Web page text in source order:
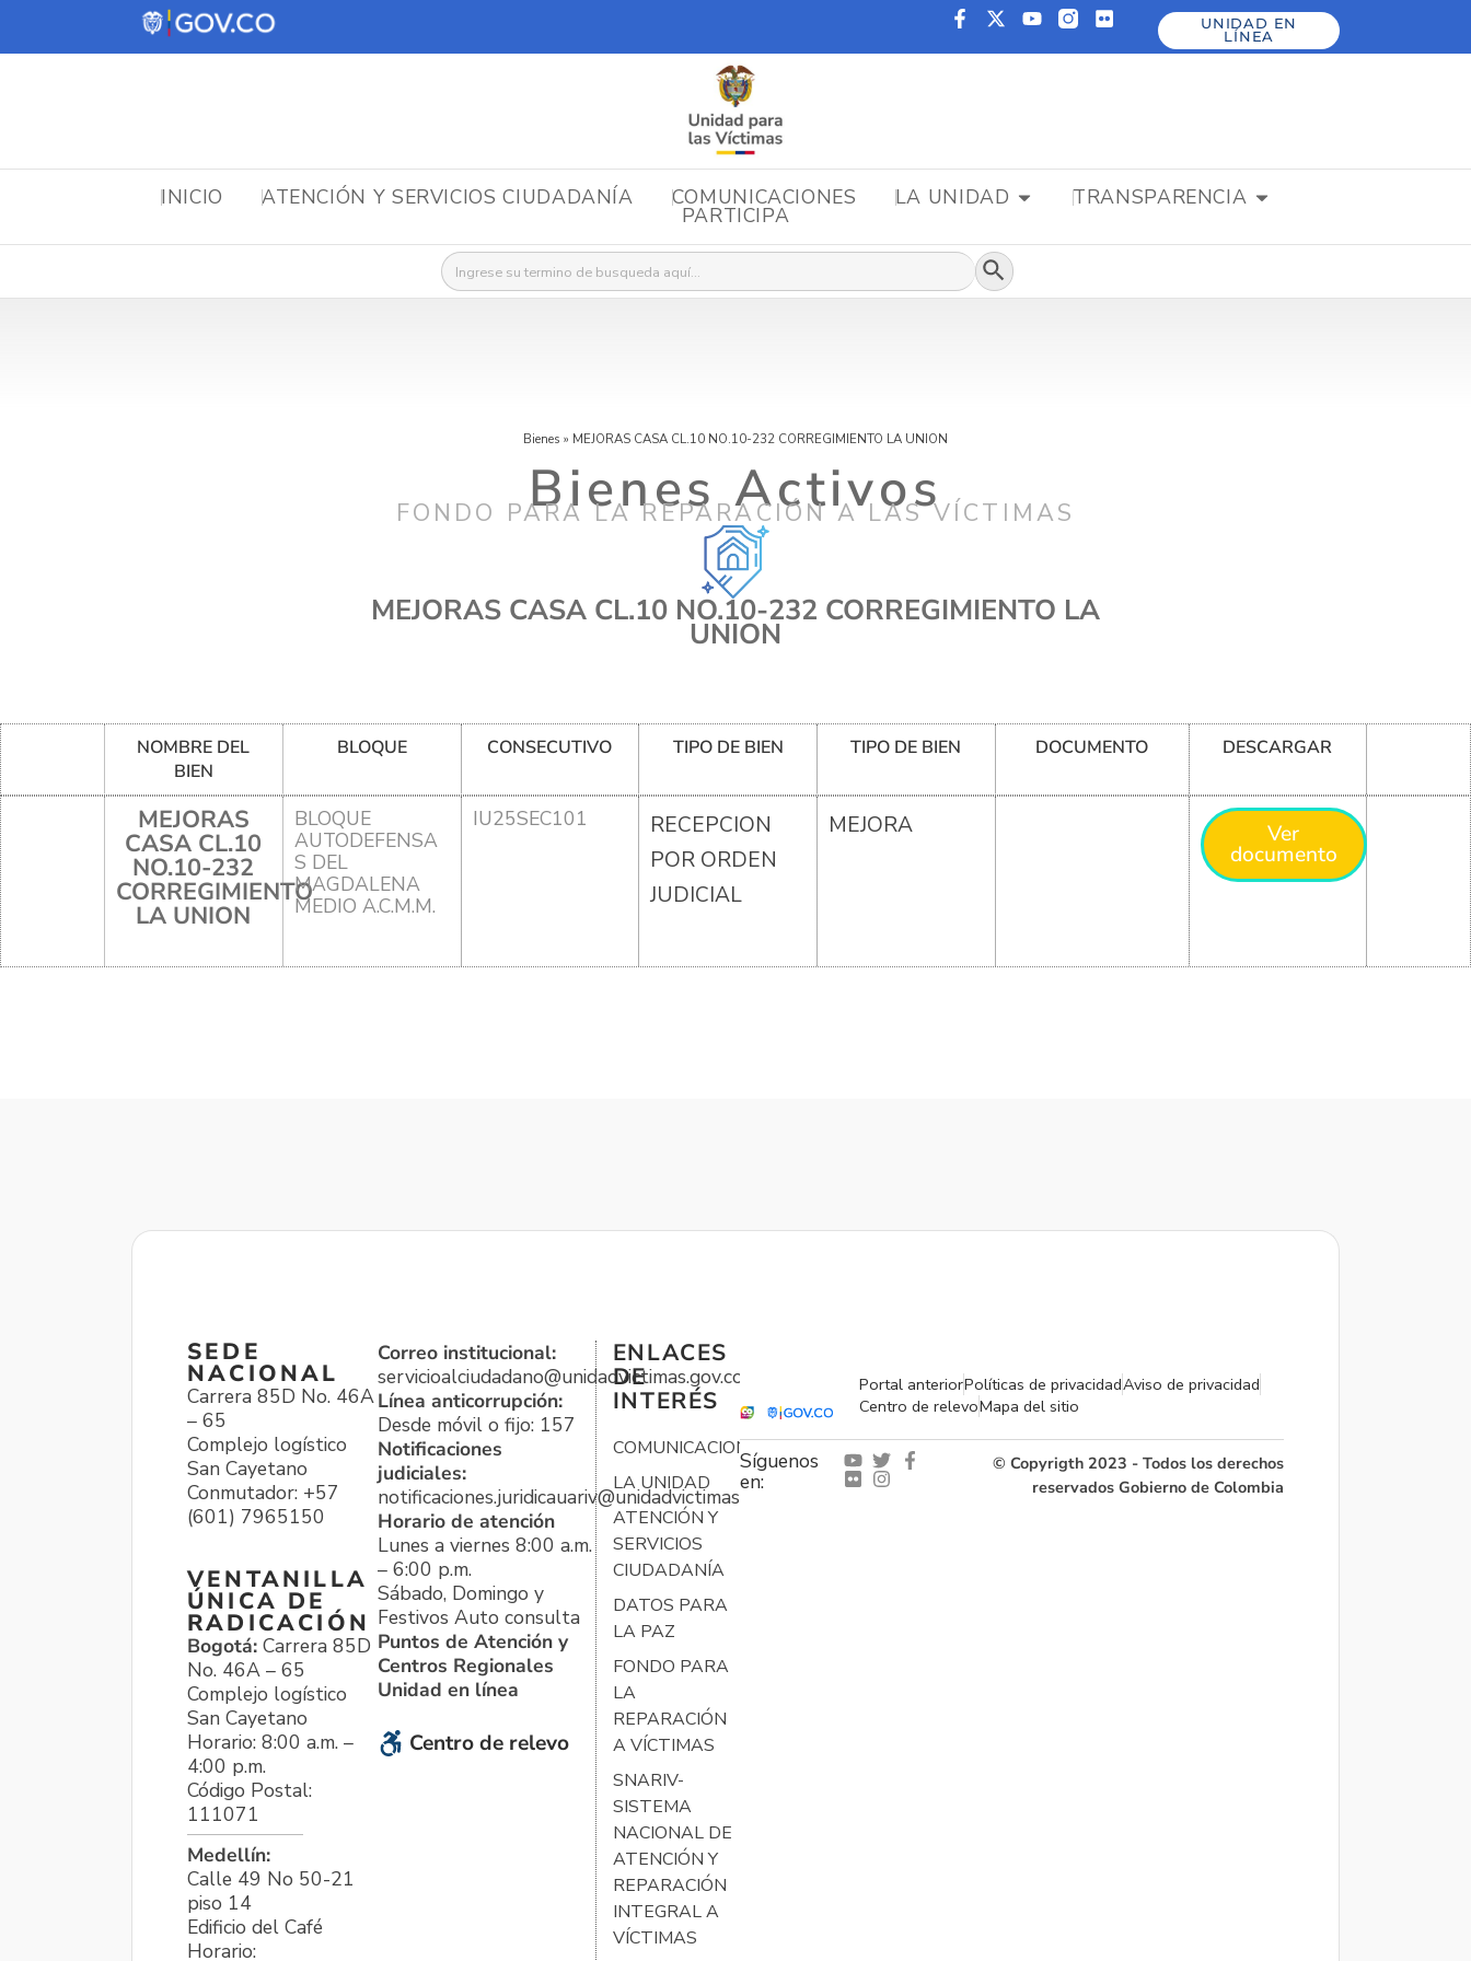
UNIDAD EN
LÍNEA
INICIO ATENCIÓN Y SERVICIOS CIUDADANÍA COMUNICACIONES LA UNIDAD TRANSPARENCIA
PARTICIPA
Buscar: Botón de búsqueda
Bienes » MEJORAS CASA CL.10 NO.10-232 CORREGIMIENTO LA UNION
Bienes Activos
FONDO PARA LA REPARACIÓN A LAS VÍCTIMAS
MEJORAS CASA CL.10 NO.10-232 CORREGIMIENTO LA
UNION
NOMBRE DEL
BIEN
BLOQUE CONSECUTIVO TIPO DE BIEN TIPO DE BIEN DOCUMENTO DESCARGAR
MEJORAS
CASA CL.10
NO.10-232
CORREGIMIENTO
LA UNION
BLOQUE
AUTODEFENSA
S DEL
MAGDALENA
MEDIO A.C.M.M.
IU25SEC101
RECEPCION
POR ORDEN
JUDICIAL
MEJORA Ver
documento
SEDE
NACIONAL
Carrera 85D No. 46A
– 65
Complejo logístico
San Cayetano
Conmutador: +57
(601) 7965150
VENTANILLA
ÚNICA DE
RADICACIÓN
Bogotá: Carrera 85D
No. 46A – 65
Complejo logístico
San Cayetano
Horario: 8:00 a.m. –
4:00 p.m.
Código Postal:
111071
Medellín:
Calle 49 No 50-21
piso 14
Edificio del Café
Horario:
Correo institucional:
servicioalciudadano@unidadvictimas.gov.co
Línea anticorrupción:
Desde móvil o fijo: 157
Notificaciones
judiciales:
notificaciones.juridicauariv@unidadvictimas.gov.co
Horario de atención
Lunes a viernes 8:00 a.m.
– 6:00 p.m.
Sábado, Domingo y
Festivos Auto consulta
Puntos de Atención y
Centros Regionales
Unidad en línea
Centro de relevo
ENLACES
DE
INTERÉS
COMUNICACIONES
LA UNIDAD
ATENCIÓN Y
SERVICIOS
CIUDADANÍA
DATOS PARA
LA PAZ
FONDO PARA
LA
REPARACIÓN
A VÍCTIMAS
SNARIV-
SISTEMA
NACIONAL DE
ATENCIÓN Y
REPARACIÓN
INTEGRAL A
VÍCTIMAS
Portal anteriorPolíticas de privacidadAviso de privacidad
Centro de relevoMapa del sitio
Síguenos
en:
© Copyrigth 2023 - Todos los derechos
reservados Gobierno de Colombia